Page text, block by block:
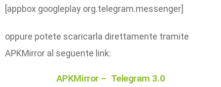
[appbox googleplay org.telegram.messenger]
oppure potete scaricarla direttamente tramite
APKMirror al seguente link:
APKMirror – Telegram 3.0